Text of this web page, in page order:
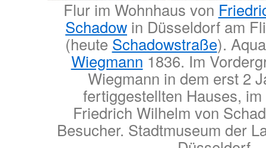
Flur im Wohnhaus von
Schadow in Düsseldorf am
(heute Schadowstraße).
Wiegmann 1836. Im
Wiegmann in dem erst 2
fertiggestellten Hauses,
Friedrich Wilhelm von
Besucher. Stadtmuseum der